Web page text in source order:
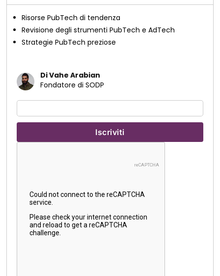
Risorse PubTech di tendenza
Revisione degli strumenti PubTech e AdTech
Strategie PubTech preziose
Di Vahe Arabian
Fondatore di SODP